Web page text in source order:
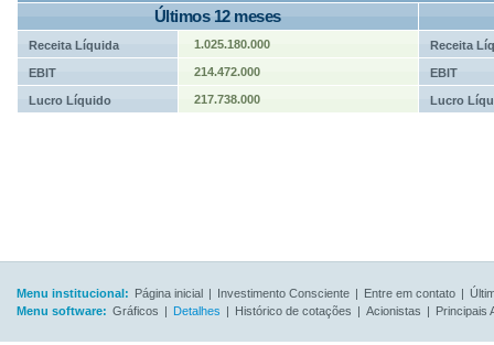
Últimos 12 meses
Receita Líquida 1.025.180.000 Receita
EBIT 214.472.000 EBIT
Lucro Líquido 217.738.000 Lucro
Menu institucional: Página inicial | Investimento Consciente | Entre em contato |
Menu software: Gráficos | Detalhes | Histórico de cotações | Acionistas | Principais